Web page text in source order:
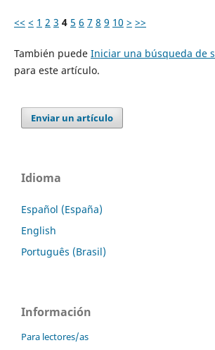
<< < 1 2 3 4 5 6 7 8 9 10 > >>
También puede Iniciar una búsqueda de
para este artículo.
Enviar un artículo
Idioma
Español (España)
English
Português (Brasil)
Información
Para lectores/as